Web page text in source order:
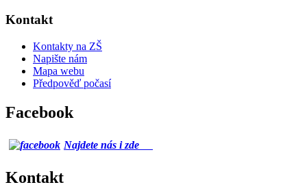
Kontakt
Kontakty na ZŠ
Napište nám
Mapa webu
Předpověď počasí
Facebook
Najdete nás i zde
Kontakt